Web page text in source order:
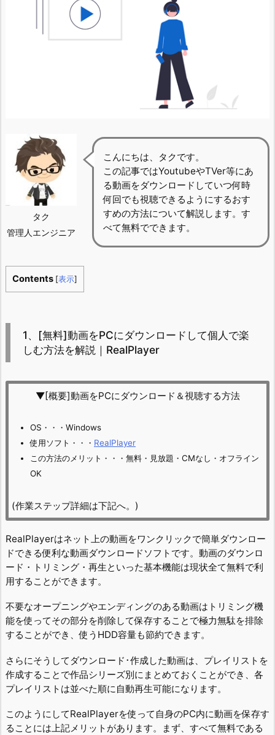
タク
管理人エンジニア
こんにちは、タクです。
この記事ではYoutubeやTVer等にあ
る動画をダウンロードしていつ何時
何回でも視聴できるようにするおす
すめの方法について解説します。す
べて無料でできます。
Contents [表示]
1、[無料]動画をPCにダウンロードして個人で楽
しむ方法を解説｜RealPlayer
▼[概要]動画をPCにダウンロード＆視聴する方法
OS・・・Windows
使用ソフト・・・ RealPlayer
この方法のメリット・・・無料・見放題・CMなし・オフライン
OK
(作業ステップ詳細は下記へ。)
RealPlayerはネット上の動画をワンクリックで簡単ダウンロー
ドできる便利な動画ダウンロードソフトです。動画のダウンロ
ード・トリミング・再生といった基本機能は現状全て無料で利
用することができます。
不要なオープニングやエンディングのある動画はトリミング機
能を使ってその部分を削除して保存することで極力無駄を排除
することができ、使うHDD容量も節約できます。
さらにそうしてダウンロード･作成した動画は、プレイリストを
作成することで作品シリーズ別にまとめておくことができ、各
プレイリストは並べた順に自動再生可能になります。
このようにしてRealPlayerを使って自身のPC内に動画を保存す
ることには上記メリットがあります。まず、すべて無料である